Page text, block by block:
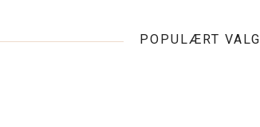
POPULÆRT VALG